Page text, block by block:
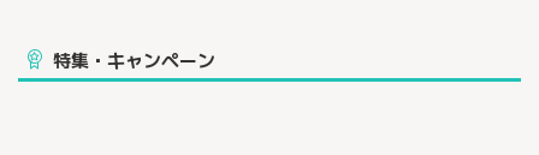
特集・キャンペーン